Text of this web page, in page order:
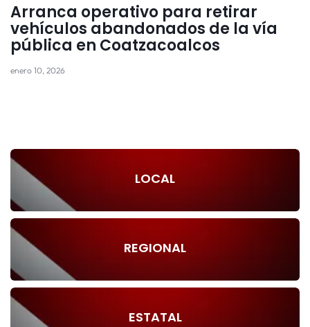
Arranca operativo para retirar
vehículos abandonados de la vía
pública en Coatzacoalcos
enero 10, 2026
LOCAL
REGIONAL
ESTATAL